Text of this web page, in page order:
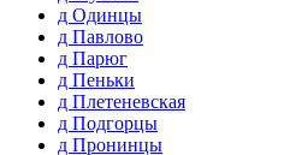
д Одинцы
д Павлово
д Парюг
д Пеньки
д Плетеневская
д Подгорцы
д Пронинцы